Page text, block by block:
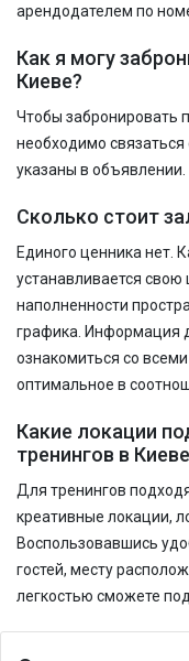
арендодателем по
Как я могу
Киеве?
Чтобы забронировать
необходимо связаться
указаны в объявлении.
Сколько стоит
Единого ценника нет.
устанавливается свою
наполненности
графика. Информация
ознакомиться со
оптимальное в
Какие локации
тренингов в
Для тренингов
креативные локации,
Воспользовавшись
гостей, месту
легкостью сможете